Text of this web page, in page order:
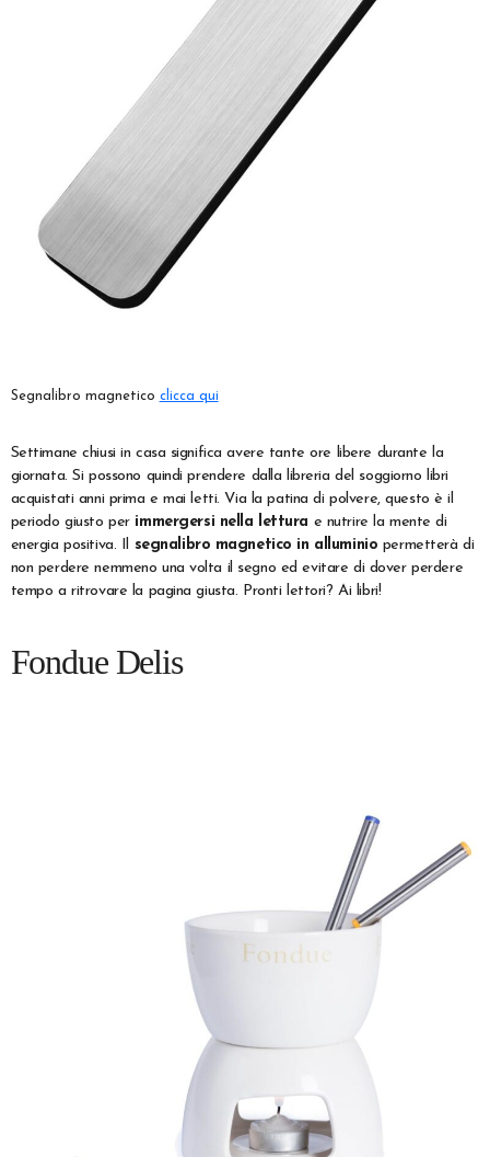
Segnalibro magnetico clicca qui
Settimane chiusi in casa significa avere tante ore libere durante la
giornata. Si possono quindi prendere dalla libreria del soggiorno libri
acquistati anni prima e mai letti. Via la patina di polvere, questo è il
periodo giusto per immergersi nella lettura e nutrire la mente di
energia positiva. Il segnalibro magnetico in alluminio permetterà di
non perdere nemmeno una volta il segno ed evitare di dover perdere
tempo a ritrovare la pagina giusta. Pronti lettori? Ai libri!
Fondue Delis